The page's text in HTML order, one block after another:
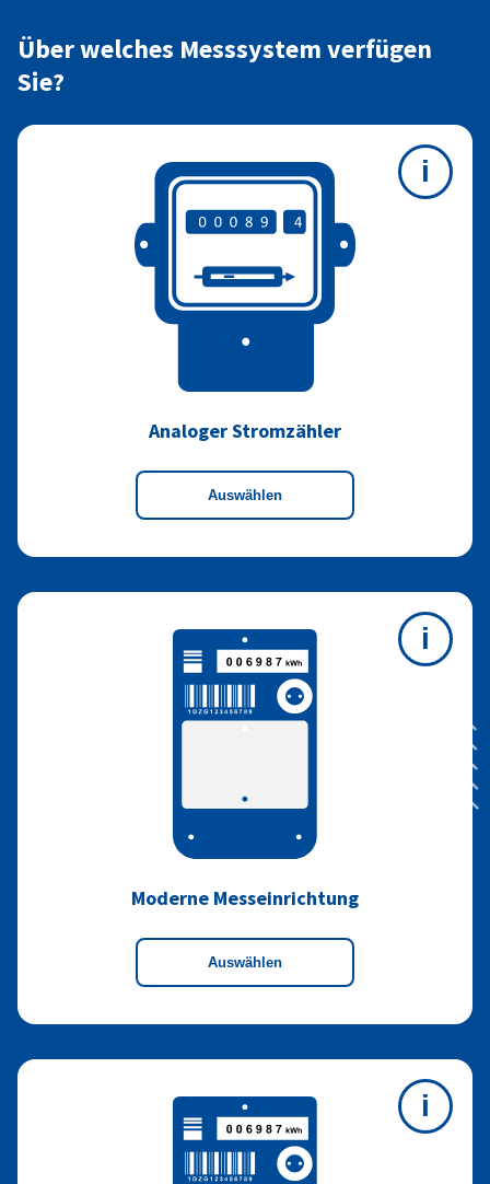
Über welches Messsystem verfügen
Sie?
i
Analoger Stromzähler
Auswählen
i
Moderne Messeinrichtung
Auswählen
i